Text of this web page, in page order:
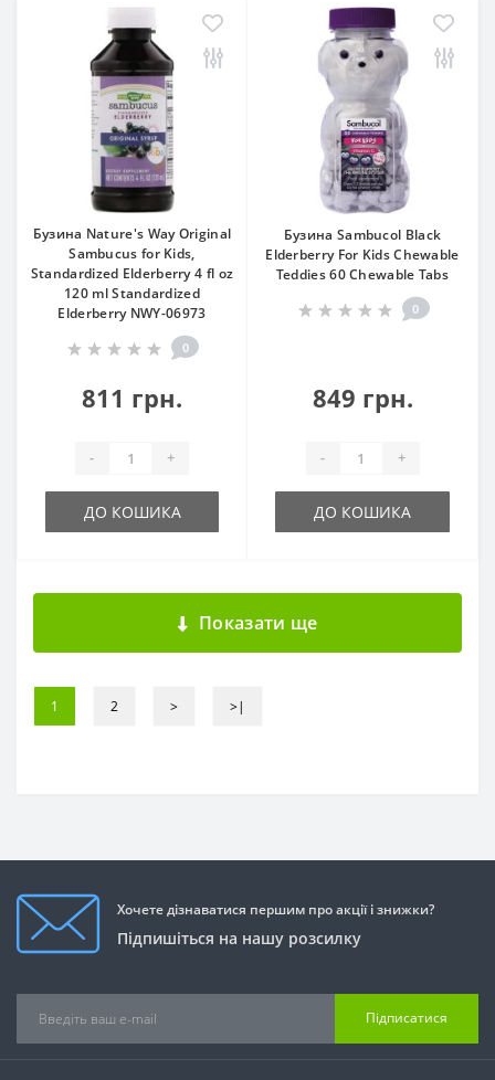
Бузина Nature's Way Original
Sambucus for Kids,
Standardized Elderberry 4 fl oz
120 ml Standardized
Elderberry NWY-06973
0
811 грн.
- +
ДО КОШИКА
Бузина Sambucol Black
Elderberry For Kids Chewable
Teddies 60 Chewable Tabs
0
849 грн.
- +
ДО КОШИКА
Показати ще
1 2 > >|
Хочете дізнаватися першим про акції і знижки?
Підпишіться на нашу розсилку
Підписатися